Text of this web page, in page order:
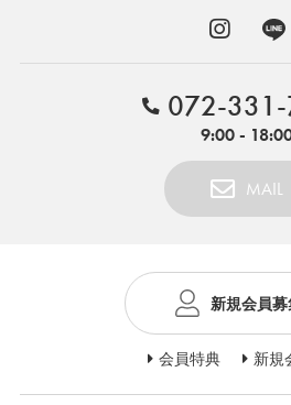
MAIL
072-
9:00 -
新規会員募
会員特典 新規